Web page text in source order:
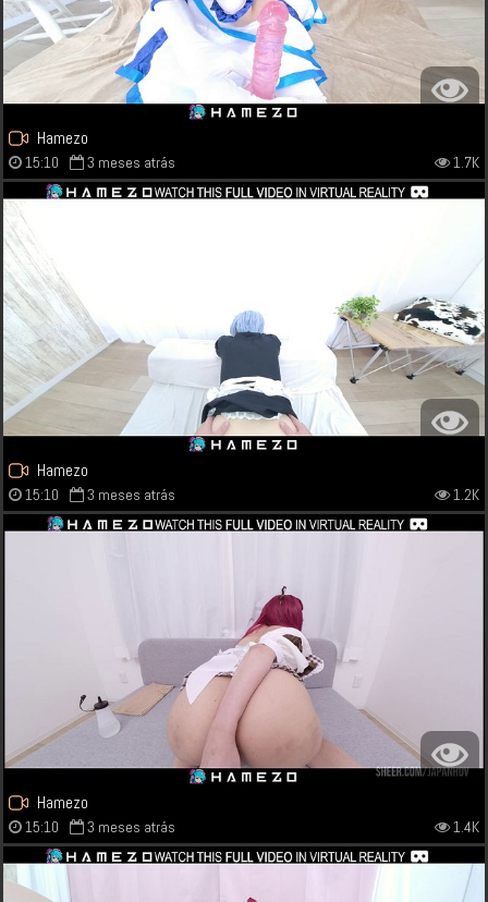
Hamezo
15:10 3 meses atrás 1.7K
Hamezo
15:10 3 meses atrás 1.2K
Hamezo
15:10 3 meses atrás 1.4K